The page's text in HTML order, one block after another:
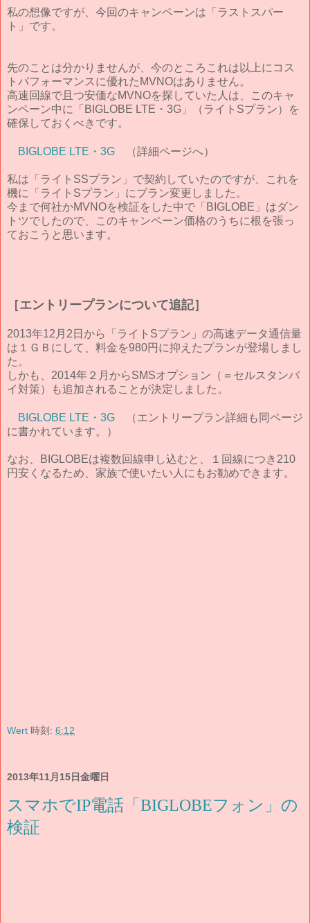
私の想像ですが、今回のキャンペーンは「ラストスパー
ト」です。
先のことは分かりませんが、今のところこれは以上にコス
トパフォーマンスに優れたMVNOはありません。
高速回線で且つ安価なMVNOを探していた人は、このキャ
ンペーン中に「BIGLOBE LTE・3G」（ライトSプラン）を
確保しておくべきです。
BIGLOBE LTE・3G （詳細ページへ）
私は「ライトSSプラン」で契約していたのですが、これを
機に「ライトSプラン」にプラン変更しました。
今まで何社かMVNOを検証をした中で「BIGLOBE」はダン
トツでしたので、このキャンペーン価格のうちに根を張っ
ておこうと思います。
［エントリープランについて追記］
2013年12月2日から「ライトSプラン」の高速データ通信量
は１ＧＢにして、料金を980円に抑えたプランが登場しまし
た。
しかも、2014年２月からSMSオプション（＝セルスタンバ
イ対策）も追加されることが決定しました。
BIGLOBE LTE・3G （エントリープラン詳細も同ページ
に書かれています。）
なお、BIGLOBEは複数回線申し込むと、１回線につき210
円安くなるため、家族で使いたい人にもお勧めできます。
Wert 時刻: 6:12
2013年11月15日金曜日
スマホでIP電話「BIGLOBEフォン」の
検証